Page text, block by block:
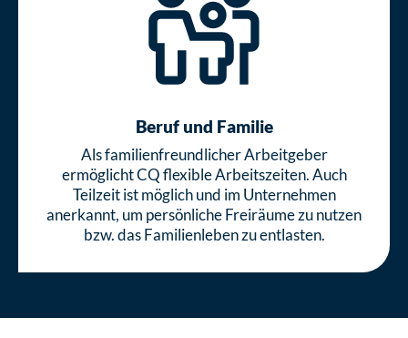
Beruf und Familie
Als familienfreundlicher Arbeitgeber
ermöglicht CQ flexible Arbeitszeiten. Auch
Teilzeit ist möglich und im Unternehmen
anerkannt, um persönliche Freiräume zu nutzen
bzw. das Familienleben zu entlasten.